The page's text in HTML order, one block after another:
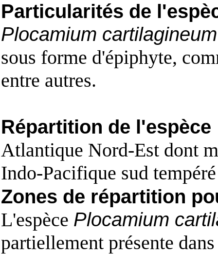
Particularités de
Plocamium cartilagineum
sous forme d'épiphyte,
entre autres.
Répartition de l'espèce
Atlantique Nord-Est dont
Indo-Pacifique sud
Zones de répartition
L'espèce Plocamium
partiellement présente